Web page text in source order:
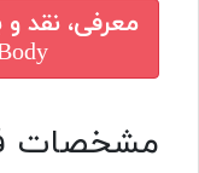
معرفی، نقد
مشخصات